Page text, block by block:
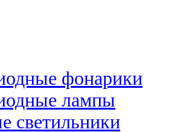
фонарики
лампы
светильники